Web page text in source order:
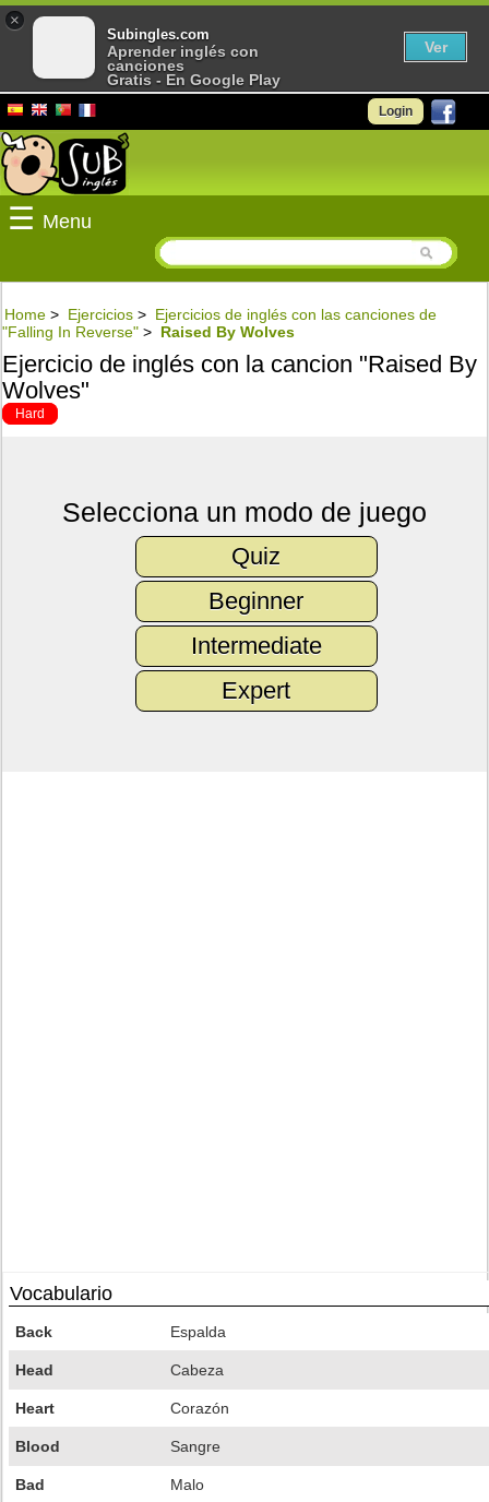
Login
☰ Menu
Home > Ejercicios > Ejercicios de inglés con las canciones de
"Falling In Reverse" > Raised By Wolves
Ejercicio de inglés con la cancion "Raised By
Wolves"
Hard
Selecciona un modo de juego
Quiz
Beginner
Intermediate
Expert
Vocabulario
Back Espalda
Head Cabeza
Heart Corazón
Blood Sangre
Bad Malo
×
Subingles.com
Aprender inglés con
canciones
Gratis - En Google Play
Ver